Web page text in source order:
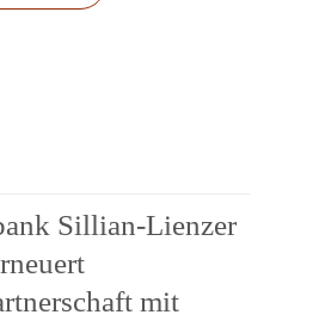
Sillian-Lienzer
mit